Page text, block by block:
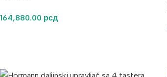
164,880.00 рсд